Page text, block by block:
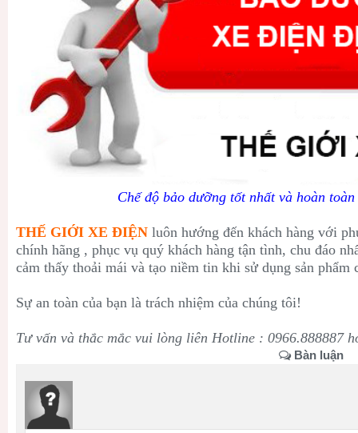
Chế độ bảo dưỡng tốt nhất và hoàn
THẾ GIỚI XE ĐIỆN luôn hướng đến khách hàng với
chính hãng , phục vụ quý khách hàng tận tình, chu đáo
cảm thấy thoải mái và tạo niềm tin khi sử dụng sản phẩm
Sự an toàn của bạn là trách nhiệm của chúng tôi!
Tư vấn và thắc mắc vui lòng liên Hotline : 0966.888887
Bàn luận